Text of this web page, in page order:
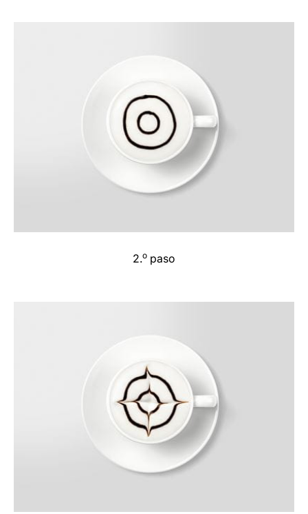
2.o paso